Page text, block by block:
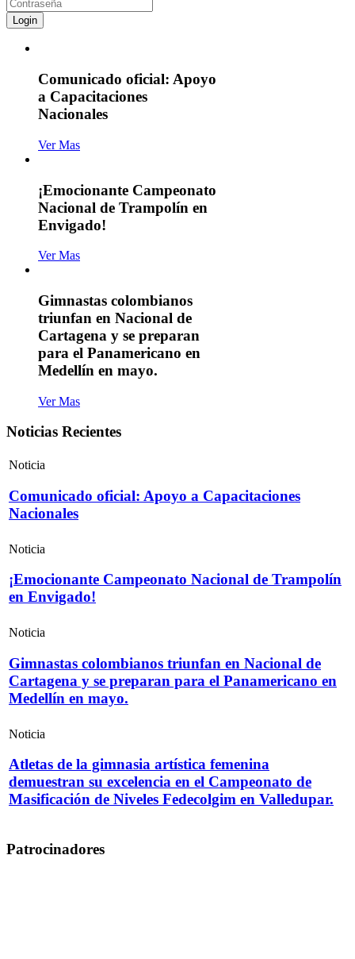
Login
Comunicado oficial: Apoyo
a Capacitaciones
Nacionales
Ver Mas
¡Emocionante Campeonato
Nacional de Trampolín en
Envigado!
Ver Mas
Gimnastas colombianos
triunfan en Nacional de
Cartagena y se preparan
para el Panamericano en
Medellín en mayo.
Ver Mas
Noticias Recientes
Noticia
Comunicado oficial: Apoyo a Capacitaciones
Nacionales
Noticia
¡Emocionante Campeonato Nacional de Trampolín
en Envigado!
Noticia
Gimnastas colombianos triunfan en Nacional de
Cartagena y se preparan para el Panamericano en
Medellín en mayo.
Noticia
Atletas de la gimnasia artística femenina
demuestran su excelencia en el Campeonato de
Masificación de Niveles Fedecolgim en Valledupar.
Patrocinadores